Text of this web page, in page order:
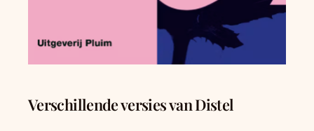
Verschillende versies van Distel